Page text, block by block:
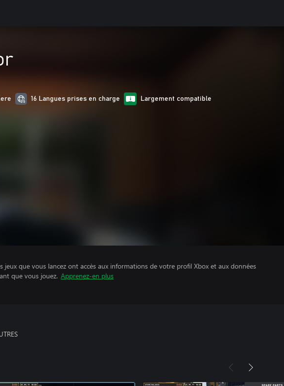
16 Langues prises en charge Largement compatible
jeux que vous lancez ont accès aux informations de votre profil Xbox et aux données
que vous jouez. Apprenez-en plus